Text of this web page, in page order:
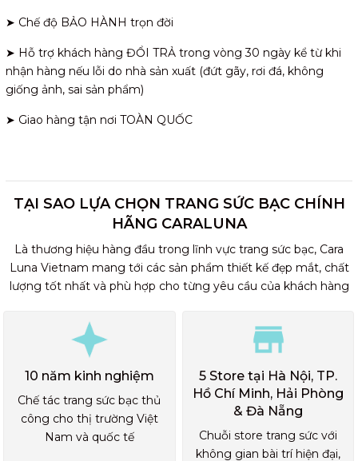
➤ Chế độ BẢO HÀNH trọn đời
➤ Hỗ trợ khách hàng ĐỔI TRẢ trong vòng 30 ngày kể từ khi
nhận hàng nếu lỗi do nhà sản xuất (đứt gãy, rơi đá, không
giống ảnh, sai sản phẩm)
➤ Giao hàng tận nơi TOÀN QUỐC
TẠI SAO LỰA CHỌN TRANG SỨC BẠC CHÍNH
HÃNG CARALUNA
Là thương hiệu hàng đầu trong lĩnh vực trang sức bạc, Cara
Luna Vietnam mang tới các sản phẩm thiết kế đẹp mắt, chất
lượng tốt nhất và phù hợp cho từng yêu cầu của khách hàng
10 năm kinh nghiệm
Chế tác trang sức bạc thủ
công cho thị trường Việt
Nam và quốc tế
5 Store tại Hà Nội, TP.
Hồ Chí Minh, Hải Phòng
& Đà Nẵng
Chuỗi store trang sức với
không gian bài trí hiện đại,